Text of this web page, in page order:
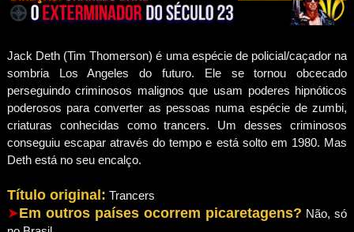
Jack Deth (Tim Thomerson) é uma espécie de policial/caçador na
sombria Los Angeles do futuro. Ele se tornou obcecado
perseguindo criminosos malignos que usam poderes hipnóticos
poderosos para converter as pessoas numa espécie de zumbi,
criaturas conhecidas como trancers. Um desses criminosos
conseguiu escapar através do tempo e está solto em 1980. Mas
Deth está no seu encalço.
Título original: Trancers
➤Em outros países ocorrem picaretagens? Não, só